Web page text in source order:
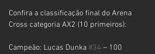
Confira a classificação final do Arena
Cross categoria AX2 (10 primeiros):
Campeão: Lucas Dunka #34 – 100